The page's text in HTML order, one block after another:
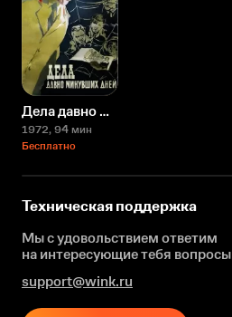
Дела давно минувших дней
1972, 94 мин
Бесплатно
Техническая поддержка
Мы с удовольствием ответим
на интересующиетебя вопросы
support@wink.ru